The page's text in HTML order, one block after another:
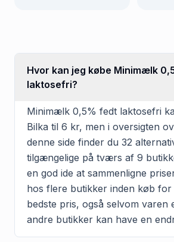
Hvor kan jeg købe Minimælk
laktosefri?
Minimælk 0,5% fedt laktosefri
Bilka til 6 kr, men i oversigten
denne side finder du 32
tilgængelige på tværs af 9
en god ide at sammenligne
hos flere butikker inden køb for
bedste pris, også selvom varen
andre butikker kan have en